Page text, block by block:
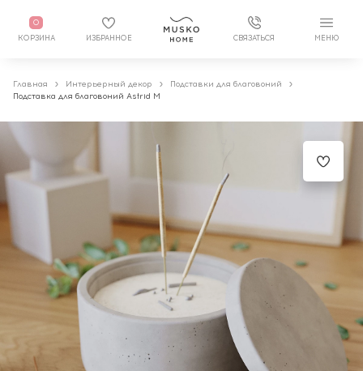
0
КОРЗИНА ИЗБРАННОЕ СВЯЗАТЬСЯ МЕНЮ
Главная Интерьерный декор
Подставки для благовоний
Подставка для благовоний Astrid M